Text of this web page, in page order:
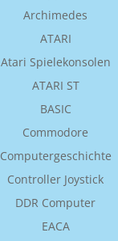
Archimedes
ATARI
Atari Spielekonsolen
ATARI ST
BASIC
Commodore
Computergeschichte
Controller Joystick
DDR Computer
EACA